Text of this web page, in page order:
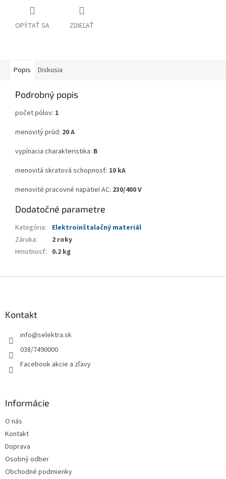
OPÝTAŤ SA ZDIEĽAŤ
Popis Diskusia
Podrobný popis
počet pólov: 1
menovitý prúd: 20 A
vypínacia charakteristika: B
menovitá skratová schopnosť: 10 kA
menovité pracovné napätieí AC: 230/400 V
Dodatočné parametre
Kategória:
Elektroinštalačný materiál
Záruka:
2 roky
Hmotnosť: 0.2 kg
Kontakt
info@selektra.sk
038/7490000
Facebook akcie a zľavy
Informácie
O nás
Kontakt
Doprava
Osobný odber
Obchodné podmienky